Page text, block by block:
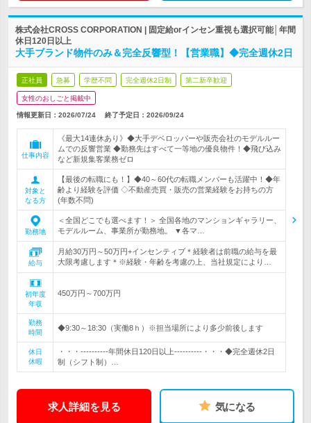
株式会社CROSS CORPORATION | 固定給orインセン重視も選択可能│年間
休日120日以上
大手ブランド物件のみ＆完全反響型！【営業職】◆完全週休2日
正社員 急募 学歴不問 完全週休2日制 第二新卒歓迎
女性のおしごと掲載中
情報更新日：2026/07/24 終了予定日： 2026/09/24
仕事内容
《最大14連休あり》◆大手デベロッパーや販売会社のモデルルー
ムでの反響営業 ◆勤務先はすべて一等地の優良物件！◆飛び込み
など新規集客業務ゼロ
対象と
なる方
【最後の転職にも！】◆40～60代の転職メンバーも活躍中！◆年
齢より経験を評価 ◇不動産売買・販売の営業経験をお持ちの方
(年数不問)
勤務地
＜全国どこでも選べます！＞ 全国各地のマンションギャラリー、
モデルルーム、事業所が勤務地。 ▼各マ…
給与
月給30万円～50万円+インセンティブ＊経験者は前職の給与を最
大限考慮します＊※経験・年齢を考慮の上、当社規定により…
初年度
年収
450万円～700万円
勤務
時間
◆9:30～18:30（実働8ｈ）※担当場所により多少前後します
休日
休暇
・・・----------年間休日120日以上----------・・・◆完全週休2日
制（シフト制）…
求人詳細を見る 気になる